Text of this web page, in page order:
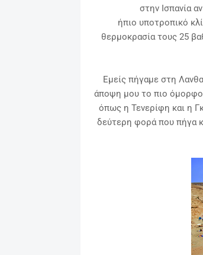
στην Ισπανία
ήπιο υποτροπικό
θερμοκρασία τους 25
Εμείς πήγαμε στη
άποψη μου το πιο όμορφο
όπως η Τενερίφη και η
δεύτερη φορά που πήγα